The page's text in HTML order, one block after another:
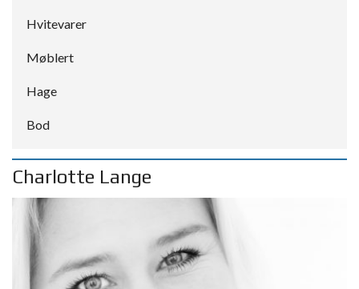
Hvitevarer
Møblert
Hage
Bod
Charlotte Lange